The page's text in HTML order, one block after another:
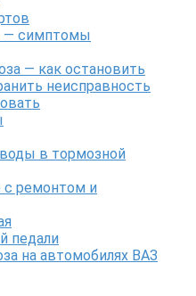
— симптомы
— как остановить
неисправность
в тормозной
с ремонтом и
педали
на автомобилях ВАЗ